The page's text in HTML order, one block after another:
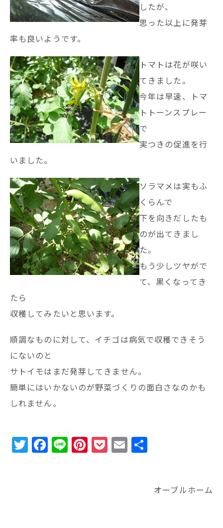
したが、
思った以上に発芽
率も良いようです。
トマトは花が咲い
てきました。
今年は早速、トマ
トトーンスプレー
で
実つきの促進を行
いました。
ソラマメは実もふ
くらんで
下を向きだしたも
のが出てきまし
た。
もう少しツヤがで
て、黒くなってき
たら
収穫してみたいと思います。
順調なものに対して、イチゴは病気で収穫できそう
にないのと
サトイモはまだ発芽してきません。
簡単にはいかないのが野菜づくりの面白さなのかも
しれません。
T
w
F
a
Li
n
Pi
n
P
o
E
m
オーブルホーム